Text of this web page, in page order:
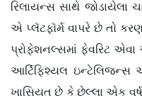
રિલાયન્સ સાથે જોડાયેલા
એ પ્લૅટફૉર્મ વાપરે છે તો
પ્રોફેશનલ્સમાં ફેવરિટ એવા
આર્ટિફિશ્યલ ઇન્ટેલિજન્સ
ખાસિયત છે કે છેલ્લા એક